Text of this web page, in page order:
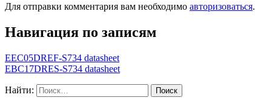
Для отправки комментария вам необходимо авторизоваться.
Навигация по записям
EEC05DREF-S734 datasheet
EBC17DRES-S734 datasheet
Найти: